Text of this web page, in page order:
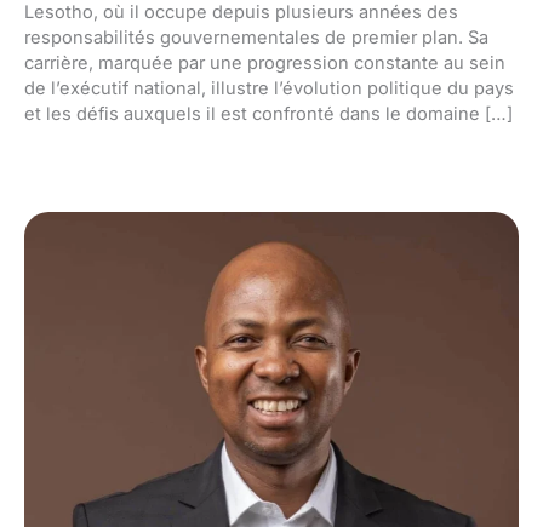
Lesotho, où il occupe depuis plusieurs années des
responsabilités gouvernementales de premier plan. Sa
carrière, marquée par une progression constante au sein
de l’exécutif national, illustre l’évolution politique du pays
et les défis auxquels il est confronté dans le domaine […]